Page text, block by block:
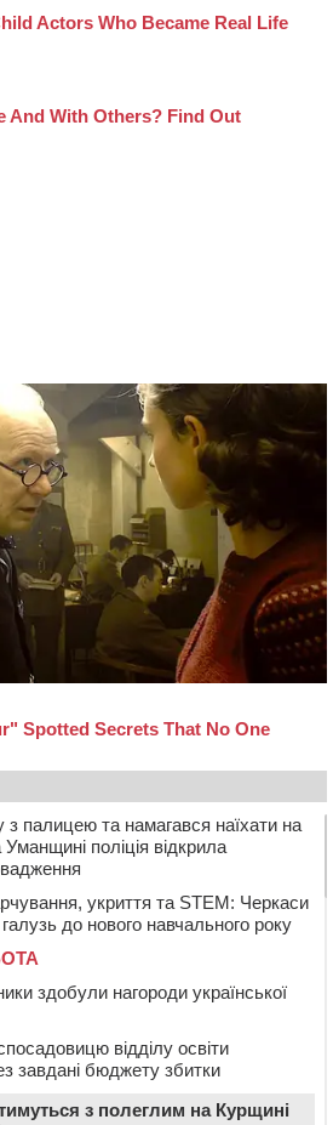
з палицею та намагався наїхати на
поліція відкрила
укриття та STEM: Черкаси
до нового навчального року
здобули нагороди української
відділу освіти
завдані бюджету збитки
з полеглим на Курщині